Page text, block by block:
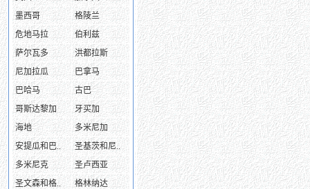
墨西哥
格陵兰
危地马拉
伯利兹
萨尔瓦多
洪都拉斯
尼加拉瓜
巴拿马
巴哈马
古巴
哥斯达黎加
牙买加
海地
多米尼加
安提瓜和巴..
圣基茨和尼..
多米尼克
圣卢西亚
圣文森和格..
格林纳达